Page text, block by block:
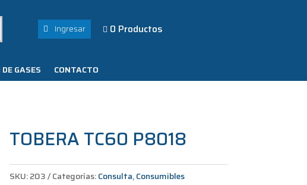
Ingresar  0 Productos
GASES CONTACTO
TOBERA TC60 P8018
SKU:203 Categorías:Consulta,Consumibles